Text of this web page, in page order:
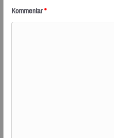
Kommentar*